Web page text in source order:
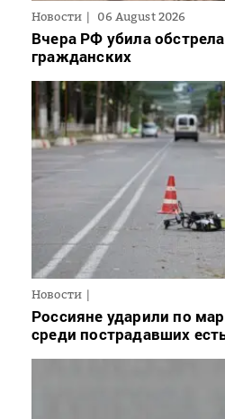
Новости 06 August 2026
Вчера РФ убила
гражданских
Новости
Россияне ударили по
среди пострадавших